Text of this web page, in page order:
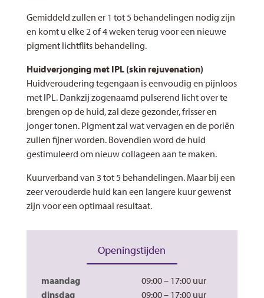
Gemiddeld zullen er 1 tot 5 behandelingen nodig zijn
en komt u elke 2 of 4 weken terug voor een nieuwe
pigment lichtflits behandeling.
Huidverjonging met IPL (skin rejuvenation)
Huidveroudering tegengaan is eenvoudig en pijnloos
met IPL. Dankzij zogenaamd pulserend licht over te
brengen op de huid, zal deze gezonder, frisser en
jonger tonen. Pigment zal wat vervagen en de poriën
zullen fijner worden. Bovendien word de huid
gestimuleerd om nieuw collageen aan te maken.
Kuurverband van 3 tot 5 behandelingen. Maar bij een
zeer verouderde huid kan een langere kuur gewenst
zijn voor een optimaal resultaat.
Openingstijden
maandag
09:00 – 17:00
dinsdag
09:00 – 17:00